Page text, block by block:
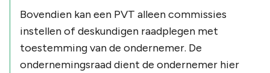
Bovendien kan een PVT alleen commissies
instellen of deskundigen raadplegen met
toestemming van de ondernemer. De
ondernemingsraad dient de ondernemer hier